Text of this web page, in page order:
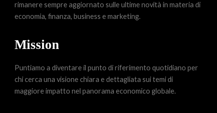
rimanere sempre aggiornato sulle ultime novità in materia di
economia, finanza, business e marketing.
Mission
Puntiamo a diventare il punto di riferimento quotidiano per
chi cerca una visione chiara e dettagliata sui temi di
maggiore impatto nel panorama economico globale.